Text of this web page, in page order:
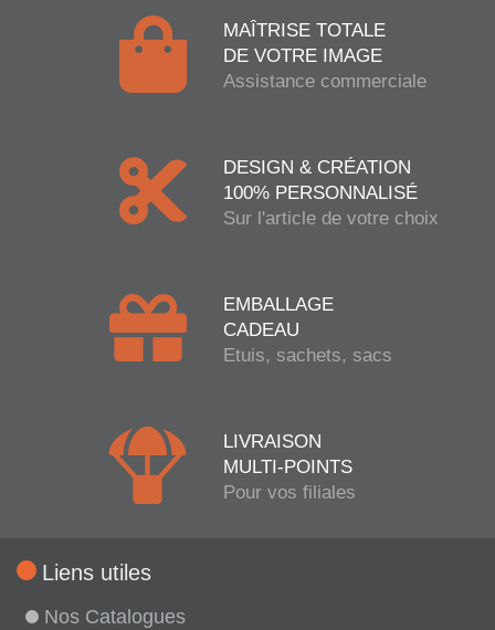
MAÎTRISE TOTALE
DE VOTRE IMAGE
Assistance commerciale
DESIGN & CRÉATION
100% PERSONNALISÉ
Sur l'article de votre choix
EMBALLAGE
CADEAU
Etuis, sachets, sacs
LIVRAISON
MULTI-POINTS
Pour vos filiales
Liens utiles
Nos Catalogues